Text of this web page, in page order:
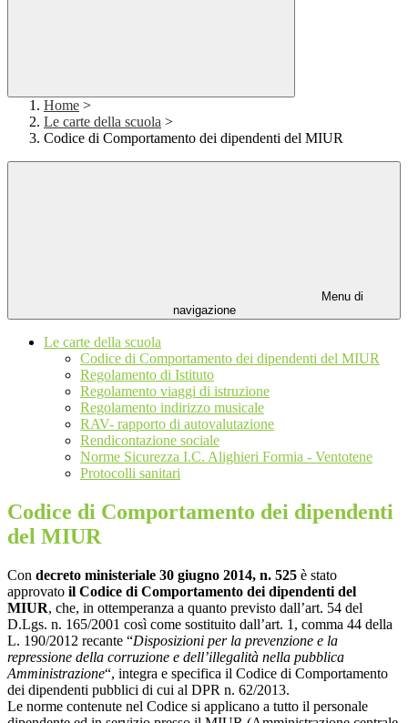
Home >
Le carte della scuola >
Codice di Comportamento dei dipendenti del MIUR
Menu di
navigazione
Le carte della scuola
Codice di Comportamento dei dipendenti del MIUR
Regolamento di Istituto
Regolamento viaggi di istruzione
Regolamento indirizzo musicale
RAV- rapporto di autovalutazione
Rendicontazione sociale
Norme Sicurezza I.C. Alighieri Formia - Ventotene
Protocolli sanitari
Codice di Comportamento dei dipendenti
del MIUR
Con decreto ministeriale 30 giugno 2014, n. 525 è stato
approvato il Codice di Comportamento dei dipendenti del
MIUR, che, in ottemperanza a quanto previsto dall’art. 54 del
D.Lgs. n. 165/2001 così come sostituito dall’art. 1, comma 44 della
L. 190/2012 recante “Disposizioni per la prevenzione e la
repressione della corruzione e dell’illegalità nella pubblica
Amministrazione“, integra e specifica il Codice di Comportamento
dei dipendenti pubblici di cui al DPR n. 62/2013.
Le norme contenute nel Codice si applicano a tutto il personale